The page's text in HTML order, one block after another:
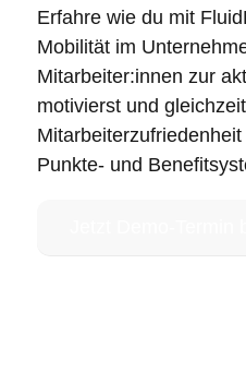
Erfahre wie du mit
Mobilität im
Mitarbeiter:innen zur
motivierst und
Punkte- und